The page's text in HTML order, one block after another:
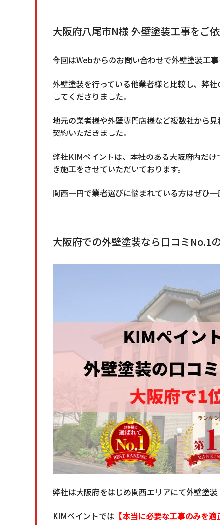
大阪府八尾市N様 外壁塗装工事をご
今回はWebからのお問い合わせで外壁塗装工
外壁塗装を行っている他業者様と比較し、弊
してくださりました。
地元の業者様や外壁専門店様など複数社から
契約いただきました。
弊社KIMペイントは、本社のある大阪府内だ
き施工をさせていただいております。
関西一円で業者選びに悩まれている方はぜひ
大阪府での外壁塗装なら口コミNo.1
弊社は大阪府をはじめ関西エリアにて外壁塗
KIMペイントでは 【本当に必要な工事のみを